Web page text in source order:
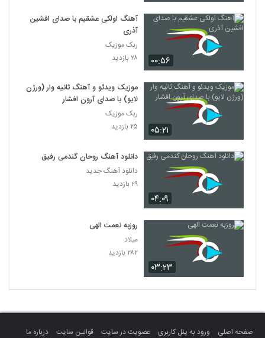
۰۰:۵۶
آهنگ اولکی عشقیم با صدای افشین
آذری
ربک موزیک
۲۸ بازدید
۰۵:۲۱
موزیک ویدئو و آهنگ ثانیه وار (ورژن
لایو) با صدای آرون افشار
ربک موزیک
۲۵ بازدید
۰۴:۰۹
دانلود آهنگ روحان گندمی رفیق
دانلود آهنگ جدید
۲۹ بازدید
۰۳:۲۳
روزبه نعمت الهی
میلاد
۲۸۲ بازدید
صفحه اصلی ورود به پنل کاربری عضویت در سایت قوانین سایت درباره ما